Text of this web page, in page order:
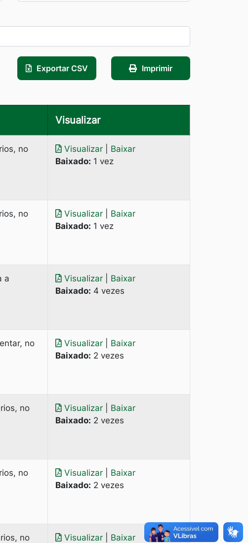
Exportar CSV Imprimir
Visualizar
no
Visualizar
Baixar
Baixado: 1 vez
no
Visualizar
Baixar
Baixado: 1 vez
a
Visualizar
Baixar
Baixado: 4 vezes
no
Visualizar
Baixar
Baixado: 2 vezes
no
Visualizar
Baixar
Baixado: 2 vezes
no
Visualizar
Baixar
Baixado: 2 vezes
no
Visualizar
Baixar